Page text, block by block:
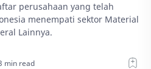
perusahaan yang telah
menempati sektor Material
Lainnya.
min read